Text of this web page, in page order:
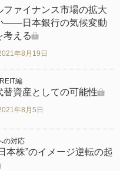
ファイナンス市場の拡大
――日本銀行の気候変動
考える
年8月19日
編
替資産としての可能性
年8月5日
の対応
本株”のイメージ逆転の起